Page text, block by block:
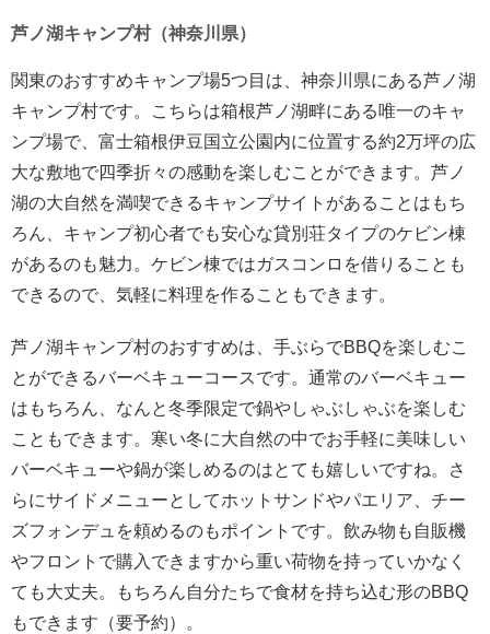
芦ノ湖キャンプ村（神奈川県）
関東のおすすめキャンプ場5つ目は、神奈川県にある芦ノ湖
キャンプ村です。こちらは箱根芦ノ湖畔にある唯一のキャ
ンプ場で、富士箱根伊豆国立公園内に位置する約2万坪の広
大な敷地で四季折々の感動を楽しむことができます。芦ノ
湖の大自然を満喫できるキャンプサイトがあることはもち
ろん、キャンプ初心者でも安心な貸別荘タイプのケビン棟
があるのも魅力。ケビン棟ではガスコンロを借りることも
できるので、気軽に料理を作ることもできます。
芦ノ湖キャンプ村のおすすめは、手ぶらでBBQを楽しむこ
とができるバーベキューコースです。通常のバーベキュー
はもちろん、なんと冬季限定で鍋やしゃぶしゃぶを楽しむ
こともできます。寒い冬に大自然の中でお手軽に美味しい
バーベキューや鍋が楽しめるのはとても嬉しいですね。さ
らにサイドメニューとしてホットサンドやパエリア、チー
ズフォンデュを頼めるのもポイントです。飲み物も自販機
やフロントで購入できますから重い荷物を持っていかなく
ても大丈夫。もちろん自分たちで食材を持ち込む形のBBQ
もできます（要予約）。